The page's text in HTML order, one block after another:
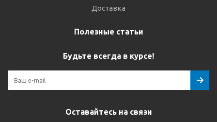
Доставка
Полезные статьи
Будьте всегда в курсе!
Оставайтесь на связи